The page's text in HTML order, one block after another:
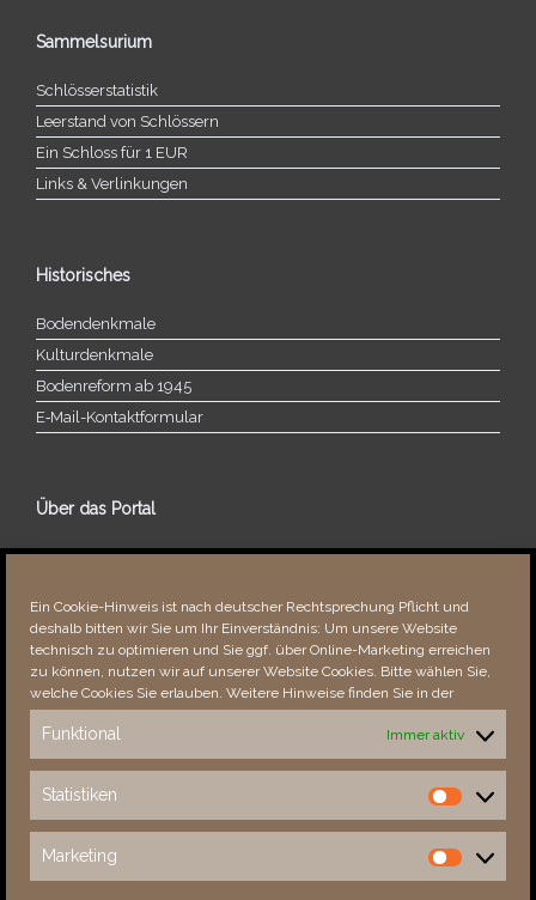
Ein Cookie-Hinweis ist nach deutscher Rechtsprechung Pflicht und
deshalb bitten wir Sie um Ihr Einverständnis: Um unsere Website
technisch zu optimieren und Sie ggf. über Online-Marketing erreichen
zu können, nutzen wir auf unserer Website Cookies. Bitte wählen Sie,
welche Cookies Sie erlauben. Weitere Hinweise finden Sie in der
Funktional Immer aktiv
Statistiken
Statistiken
Marketing
Marketing
Sammelsurium
Schlösserstatistik
Leerstand von Schlössern
Ein Schloss für 1 EUR
Links & Verlinkungen
Historisches
Bodendenkmale
Kulturdenkmale
Bodenreform ab 1945
E‑Mail-​​Kontaktformular
Über das Portal
Über dieses Portal
Fehler bemerkt?
Besucher seit 08/​2021
This Week
31556